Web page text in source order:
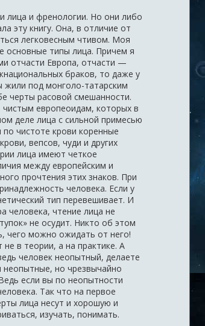
лица и френологии. Но они либо
эту книгу. Она, в отличие от
легковесным чтивом. Моя
основные типы лица. Причем я
отчасти Европа, отчасти —
браков, то даже у
жили под монголо-татарским
черты расовой смешанности.
европеоидам, которых в
деле лица с сильной примесью
чистоте крови коренные
вепсов, чуди и других
лица имеют четкое
между европейским и
прочтения этих знаков. При
человека. Если у
тип перевешивает. И
человека, чтение лица не
не осудит. Никто об этом
чего можно ожидать от него!
в теории, а на практике. А
человек неопытный, делаете
но чрезвычайно
если вы по неопытности
Так что на первое
лица несут и хорошую и
изучать, понимать.